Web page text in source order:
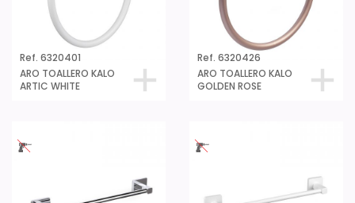
Ref. 6320401
ARO TOALLERO KALO
ARTIC WHITE
Ref. 6320426
ARO TOALLERO KALO
GOLDEN ROSE